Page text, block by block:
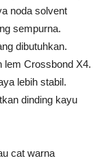
noda solvent
sempurna.
dibutuhkan.
lem Crossbond X4.
lebih stabil.
dinding kayu
cat warna